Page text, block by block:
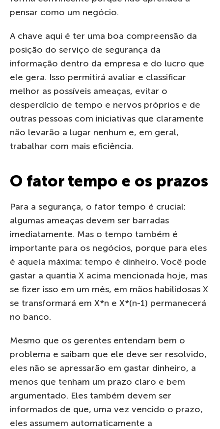
pensar como um negócio.
A chave aqui é ter uma boa compreensão da
posição do serviço de segurança da
informação dentro da empresa e do lucro que
ele gera. Isso permitirá avaliar e classificar
melhor as possíveis ameaças, evitar o
desperdício de tempo e nervos próprios e de
outras pessoas com iniciativas que claramente
não levarão a lugar nenhum e, em geral,
trabalhar com mais eficiência.
O fator tempo e os prazos
Para a segurança, o fator tempo é crucial:
algumas ameaças devem ser barradas
imediatamente. Mas o tempo também é
importante para os negócios, porque para eles
é aquela máxima: tempo é dinheiro. Você pode
gastar a quantia X acima mencionada hoje, mas
se fizer isso em um mês, em mãos habilidosas X
se transformará em X*n e X*(n-1) permanecerá
no banco.
Mesmo que os gerentes entendam bem o
problema e saibam que ele deve ser resolvido,
eles não se apressarão em gastar dinheiro, a
menos que tenham um prazo claro e bem
argumentado. Eles também devem ser
informados de que, uma vez vencido o prazo,
eles assumem automaticamente a